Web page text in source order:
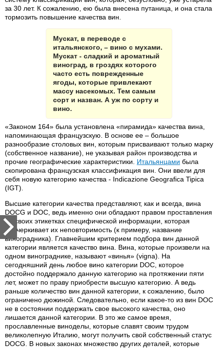
за 30 лет. К сожалению, ею была внесена путаница, и она стала
тормозить повышение качества вин.
Мускат, в переводе с
итальянского, – вино с мухами.
Мускат - сладкий и ароматный
виноград, в гроздях которого
часто есть поврежденные
ягоды, которые привлекают
массу насекомых. Тем самым
сорт и назван. А уж по сорту и
вино.
«Законом 164» была установлена «пирамида» качества вина,
напоминающая французскую. В основе ее – большое
разнообразие столовых вин, которым присваивают только марку
(собственное название), не указывая район производства и
прочие географические характеристики. Итальянцами была
скопирована французская классификация вин. Они ввели для
себя новую категорию качества - Indicazione Geografica Tipica
(IGT).
Высшие категории качества представляют, как и всегда, вина
DOCG и DOC, ведь именно они обладают правом проставления
на своих этикетках специфической информации, которая
подчеркивает их неповторимость (к примеру, название
виноградника). Главнейшим критерием подбора вин данной
категории является качество вина. Вина, которые произвели на
одном винограднике, называют «винья» (vigna). На
сегодняшний день любое вино категории DOC, которое
достойно поддержало данную категорию на протяжении пяти
лет, может по праву приобрести высшую категорию. А ведь
раньше количество вин данной категории, к сожалению, было
ограничено дюжиной. Следовательно, если какое-то из вин DOC
не в состоянии поддержать свое высокого качества, оно
лишается данной категории. В это же самое время,
прославленные виноделы, которые славят своим трудом
великолепную Италию, могут получить свой собственный статус
DOCG. В новых законах множество других деталей, которые